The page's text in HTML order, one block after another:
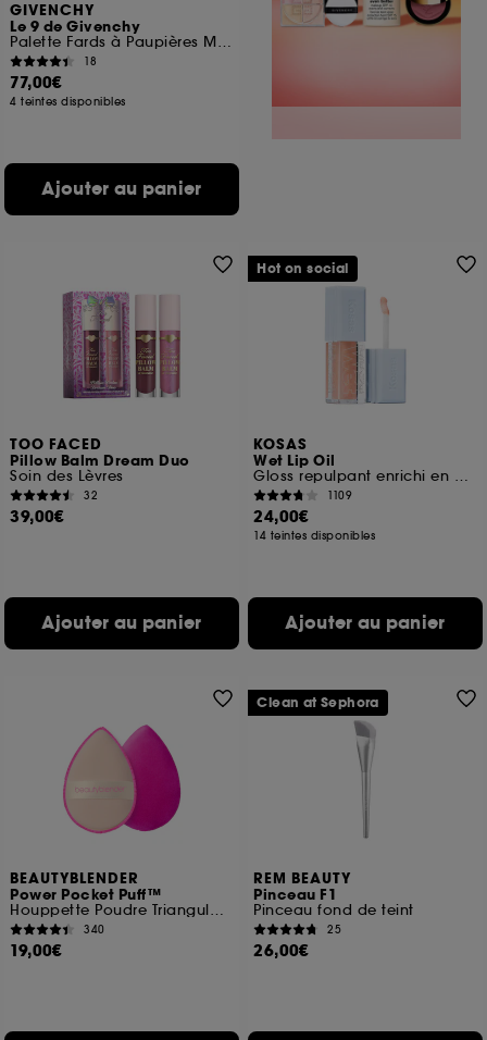
GIVENCHY
Le 9 de Givenchy
Palette Fards à Paupières Multi-Finis Tenue 12h
18
77,00€
4 teintes disponibles
Ajouter au panier
TOO FACED
Pillow Balm Dream Duo
Soin des Lèvres
32
39,00€
Ajouter au panier
KOSAS
Wet Lip Oil
Gloss repulpant enrichi en peptides
1109
24,00€
14 teintes disponibles
Ajouter au panier
Hot on social
BEAUTYBLENDER
Power Pocket Puff™
Houppette Poudre Triangulaire Double Face
340
19,00€
REM BEAUTY
Pinceau F1
Pinceau fond de teint
25
26,00€
Clean at Sephora